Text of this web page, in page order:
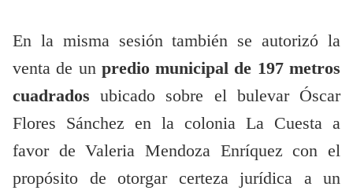
En la misma sesión también se autorizó la
venta de un predio municipal de 197 metros
cuadradosubicado sobre el bulevar Óscar
Flores Sánchez en la colonia La Cuesta a
favor de Valeria Mendoza Enríquez con el
propósito de otorgar certeza jurídica a un